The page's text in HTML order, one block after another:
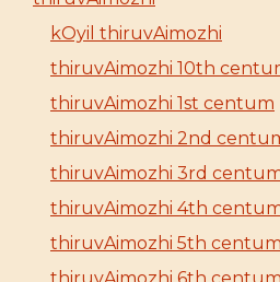
kOyil thiruvAimozhi
thiruvAimozhi 10th
thiruvAimozhi 1st centum
thiruvAimozhi 2nd
thiruvAimozhi 3rd
thiruvAimozhi 4th
thiruvAimozhi 5th centum